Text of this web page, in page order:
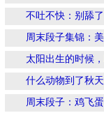
不吐不快：别舔
周末段子集锦：
太阳出生的时候
什么动物到了秋
周末段子：鸡飞